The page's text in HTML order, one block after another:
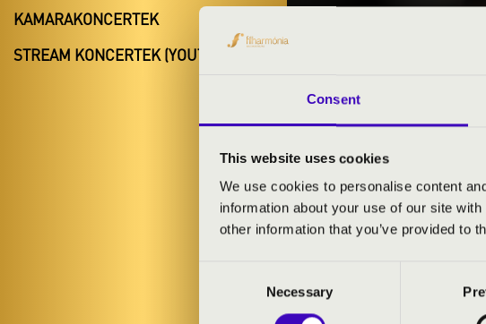
Consent
This website uses cookies
We use cookies to personalise content
information about your use of our site
other information that you’ve provided to
Necessary
KAMARAKONCERTEK
STREAM KONCERTEK (YOUTUBE)
BÉRLET- ÉS
ELŐADÓK:
MŰSOR: